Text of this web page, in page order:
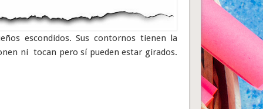
escondidos. Sus contornos tienen la
ni tocan pero sí pueden estar girados.